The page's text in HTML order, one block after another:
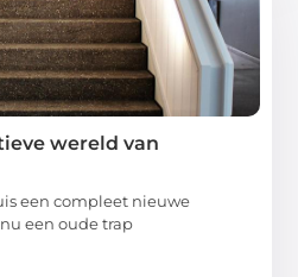
wereld van
een compleet nieuwe
een oude trap